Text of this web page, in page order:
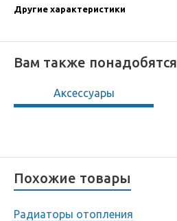
Другие характеристики
Вам также понадобятся
Аксессуары
Похожие товары
Радиаторы отопления